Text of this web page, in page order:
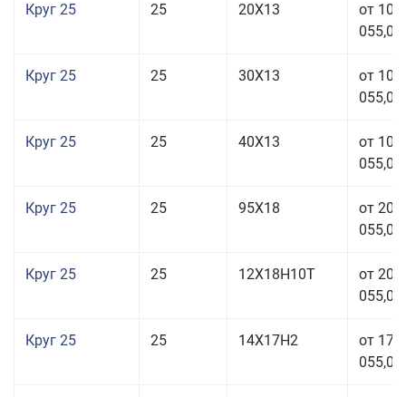
Круг 25 25 20Х13
от 103
055,00
Круг 25 25 30Х13
от 103
055,00
Круг 25 25 40Х13
от 103
055,00
Круг 25 25 95Х18
от 208
055,00
Круг 25 25 12Х18Н10Т
от 208
055,00
Круг 25 25 14Х17Н2
от 179
055,00